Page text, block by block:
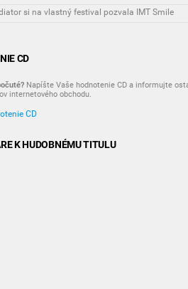
si na vlastný festival pozvala IMT Smile
CD
Napíšte Vaše hodnotenie CD a informujte
internetového obchodu.
CD
K HUDOBNÉMU TITULU